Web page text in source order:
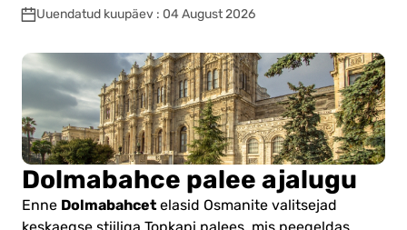
Uuendatud kuupäev : 04 August 2026
Dolmabahce palee ajalugu
Enne Dolmabahcet elasid Osmanite valitsejad